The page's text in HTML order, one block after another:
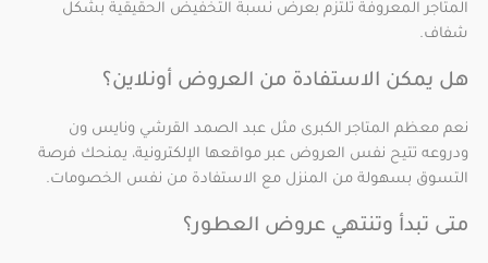
المتاجر المعروفة تلتزم بعرض نسبة التخفيض الحقيقية بشكل
شفاف.
هل يمكن الاستفادة من العروض أونلاين؟
نعم معظم المتاجر الكبرى مثل عبد الصمد القرشي ونايس ون
ودروعه تتيح نفس العروض عبر مواقعها الإلكترونية، يمنحك فرصة
التسوق بسهولة من المنزل مع الاستفادة من نفس الخصومات.
متى تبدأ وتنتهي عروض العطور؟